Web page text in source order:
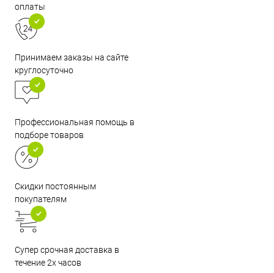
оплаты
Принимаем заказы на сайте
круглосуточно
Профессиональная помощь в
подборе товаров
Скидки постоянным
покупателям
Супер срочная доставка в
течение 2х часов